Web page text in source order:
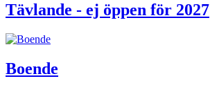
Tävlande - ej öppen för 2027
Boende